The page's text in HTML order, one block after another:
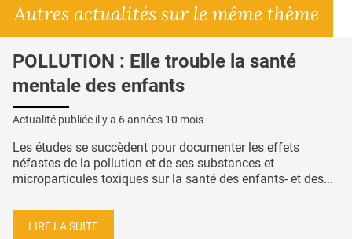
Autres actualités sur le même thème
POLLUTION : Elle trouble la santé
mentale des enfants
Actualité publiée il y a 6 années 10 mois
Les études se succèdent pour documenter les effets
néfastes de la pollution et de ses substances et
microparticules toxiques sur la santé des enfants- et des...
LIRE LA SUITE